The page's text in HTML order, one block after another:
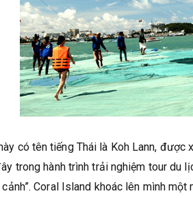
có tên tiếng Thái là Koh Lann,
trong hành trình trải nghiệm tour du
Coral Island khoác lên mình